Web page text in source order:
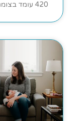
420 עומד בצומת מעניין וייחודי בתוך הקטלוג של